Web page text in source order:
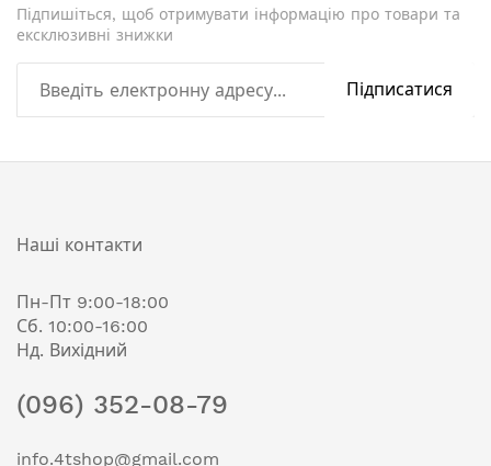
Підпишіться, щоб отримувати інформацію про товари та
ексклюзивні знижки
Підписатися
Наші контакти
Пн-Пт 9:00-18:00
Сб. 10:00-16:00
Нд. Вихідний
(096) 352-08-79
info.4tshop@gmail.com